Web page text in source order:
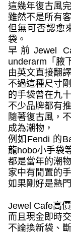
這幾年復古風
雖然不是所有
但無可否認愈
袋。
早前 Jewel
underarm 「腋
由英文直接翻
不過這種尺寸
的手袋曾在九
不少品牌都有
隨著復古風，
成為潮物，
例如 Fendi 的
龍hobo小手袋
都是當年的潮
家中有閒置的
如果剛好是熱
Jewel Cafe高
而且現金即時
不論換新袋、